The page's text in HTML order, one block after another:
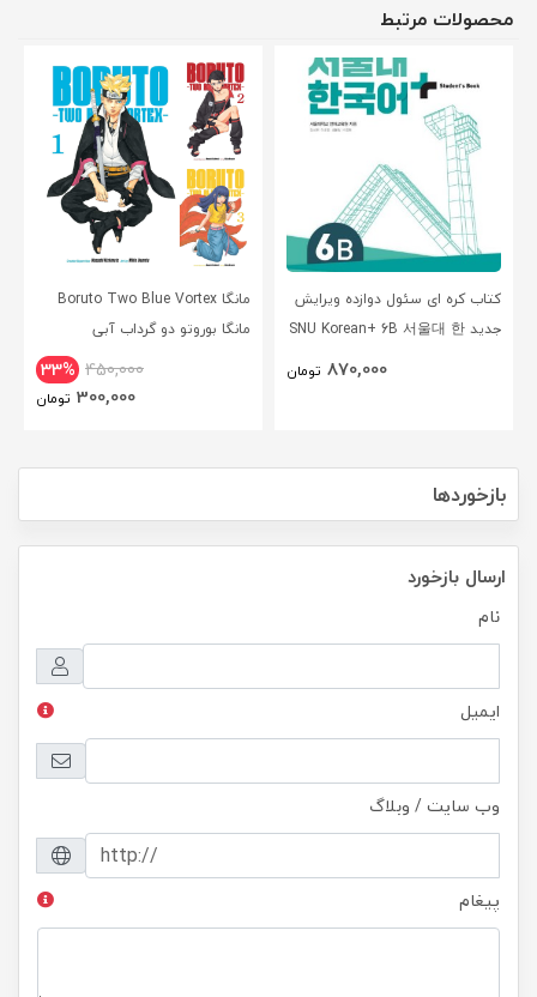
محصولات مرتبط
کتاب کره ای سئول دوازده ویرایش
جدید SNU Korean+ 6B 서울대 한
870,000 تومان
مانگا Boruto Two Blue Vortex
مانگا بوروتو دو گرداب آبی
33% 450,000
300,000 تومان
بازخوردها
ارسال بازخورد
نام
ایمیل
وب سایت / وبلاگ
پیغام